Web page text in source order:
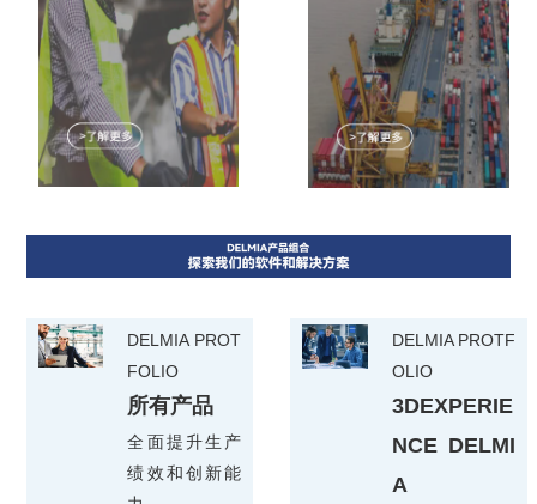
DELMIA PROT
FOLIO
所有产品
全面提升生产
绩效和创新能
DELMIA PROTF
OLIO
3DEXPERIE
NCE DELMI
A